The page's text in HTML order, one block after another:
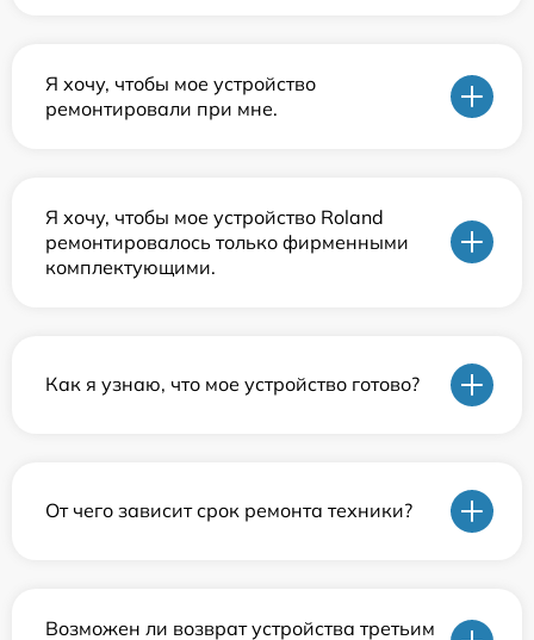
Я хочу, чтобы мое устройство
ремонтировали при мне.
Я хочу, чтобы мое устройство Roland
ремонтировалось только фирменными
комплектующими.
Как я узнаю, что мое устройство готово?
От чего зависит срок ремонта техники?
Возможен ли возврат устройства третьим